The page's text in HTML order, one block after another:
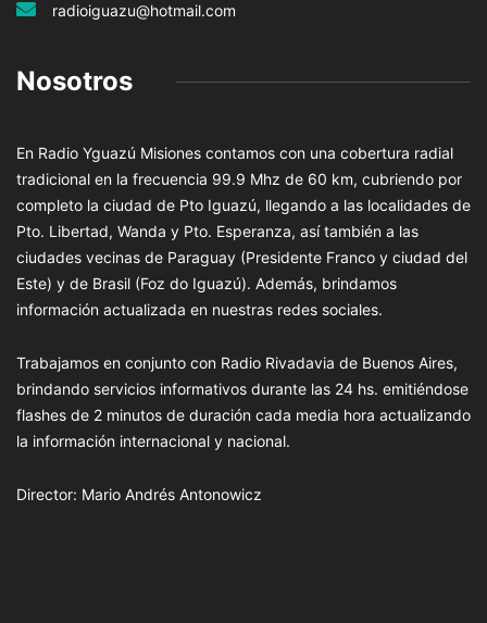
radioiguazu@hotmail.com
Nosotros
En Radio Yguazú Misiones contamos con una cobertura radial
tradicional en la frecuencia 99.9 Mhz de 60 km, cubriendo por
completo la ciudad de Pto Iguazú, llegando a las localidades de
Pto. Libertad, Wanda y Pto. Esperanza, así también a las
ciudades vecinas de Paraguay (Presidente Franco y ciudad del
Este) y de Brasil (Foz do Iguazú). Además, brindamos
información actualizada en nuestras redes sociales.
Trabajamos en conjunto con Radio Rivadavia de Buenos Aires,
brindando servicios informativos durante las 24 hs. emitiéndose
flashes de 2 minutos de duración cada media hora actualizando
la información internacional y nacional.
Director: Mario Andrés Antonowicz